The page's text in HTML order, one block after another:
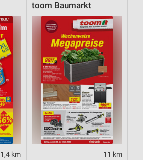
1,4 km
toom Baumarkt
11 km